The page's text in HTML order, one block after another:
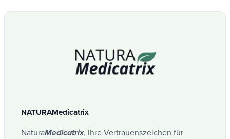
NATURAMedicatrix
NaturaMedicatrix, Ihre Vertrauenszeichen für